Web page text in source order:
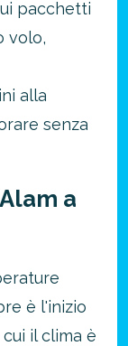
pacchetti
volo,
alla
senza
a
è l'inizio
il clima è